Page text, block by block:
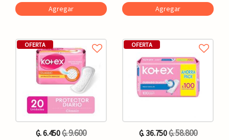
Agregar Agregar
OFERTA
₲. 6.450₲. 9.600
OFERTA
₲. 36.750₲. 58.800